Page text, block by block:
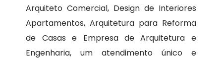
Arquiteto Comercial, Design de Interiores
Apartamentos, Arquitetura para Reforma
de Casas e Empresa de Arquitetura e
Engenharia, um atendimento único e